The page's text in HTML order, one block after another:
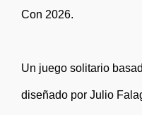
Con 2026.
Un juego solitario
diseñado por Julio